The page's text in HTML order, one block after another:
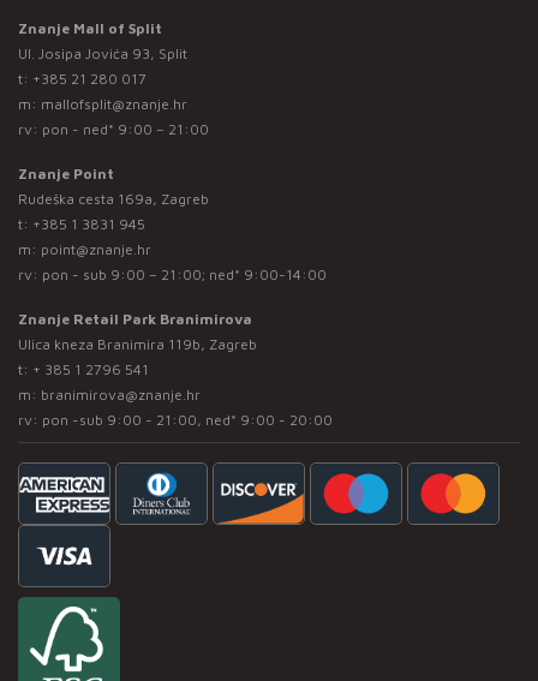
Znanje Mall of Split
Ul. Josipa Jovića 93, Split
t: +385 21 280 017
m: mallofsplit@znanje.hr
rv: pon - ned* 9:00 – 21:00
Znanje Point
Rudeška cesta 169a, Zagreb
t: +385 1 3831 945
m: point@znanje.hr
rv: pon - sub 9:00 – 21:00; ned* 9:00-14:00
Znanje Retail Park Branimirova
Ulica kneza Branimira 119b, Zagreb
t: + 385 1 2796 541
m: branimirova@znanje.hr
rv: pon -sub 9:00 - 21:00, ned* 9:00 - 20:00